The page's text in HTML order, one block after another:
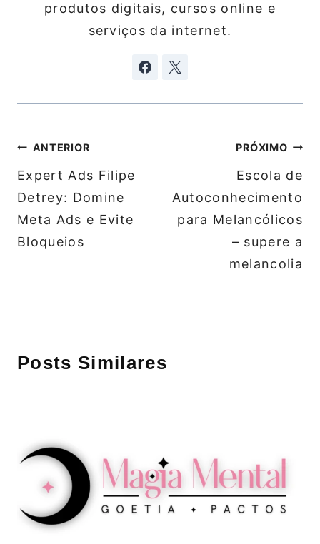
produtos digitais, cursos online e
serviços da internet.
Navegação
de
Post
ANTERIOR
Expert Ads Filipe
Detrey: Domine
Meta Ads e Evite
Bloqueios
PRÓXIMO
Escola de
Autoconhecimento
para Melancólicos
– supere a
melancolia
Posts Similares